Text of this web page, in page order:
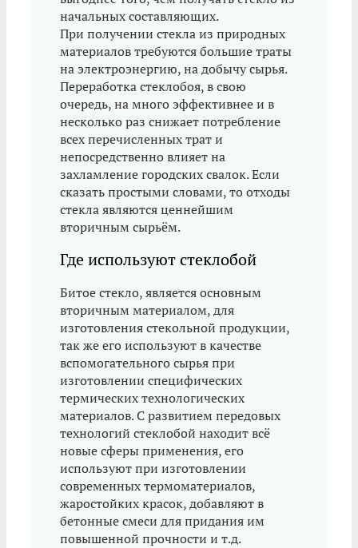
начальных составляющих.
При получении стекла из природных
материалов требуются большие траты
на электроэнергию, на добычу сырья.
Переработка стеклобоя, в свою
очередь, на много эффективнее и в
несколько раз снижает потребление
всех перечисленных трат и
непосредственно влияет на
захламление городских свалок. Если
сказать простыми словами, то отходы
стекла являются ценнейшим
вторичным сырьём.
Где используют стеклобой
Битое стекло, является основным
вторичным материалом, для
изготовления стекольной продукции,
так же его используют в качестве
вспомогательного сырья при
изготовлении специфических
термических технологических
материалов. С развитием передовых
технологий стеклобой находит всё
новые сферы применения, его
используют при изготовлении
современных термоматериалов,
жаростойких красок, добавляют в
бетонные смеси для придания им
повышенной прочности и т.д.